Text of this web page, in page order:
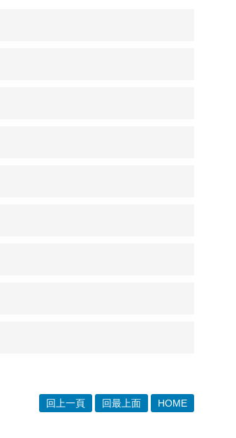
回上一頁 回最上面 HOME